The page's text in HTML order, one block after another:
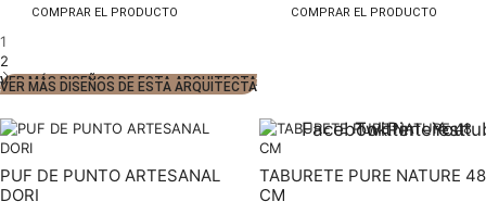
COMPRAR EL PRODUCTO COMPRAR EL PRODUCTO
1
2
FacebookTwitterPinterest
VER MÁS DISEÑOS DE ESTA ARQUITECTA
VER MÁS DISEÑOS DE ESTA ARQUITECTA
PUF DE PUNTO ARTESANAL
DORI
TABURETE PURE NATURE 48
CM